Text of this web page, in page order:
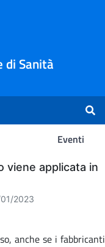
Sanità
Eventi
viene applicata in
2023
anche se i fabbricanti